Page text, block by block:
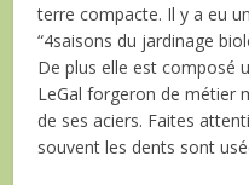
terre compacte. Il y a eu
“4saisons du jardinage
De plus elle est composé
LeGal forgeron de métier
de ses aciers. Faites
souvent les dents sont